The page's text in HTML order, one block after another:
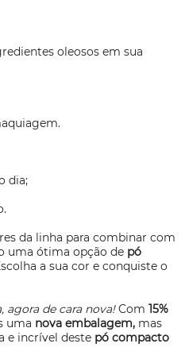
oleosos em sua
dia;
da linha para combinar com
uma ótima opção de pó
a sua cor e conquiste o
agora de cara nova!Com 15%
uma nova embalagem, mas
e incrível deste pó compacto